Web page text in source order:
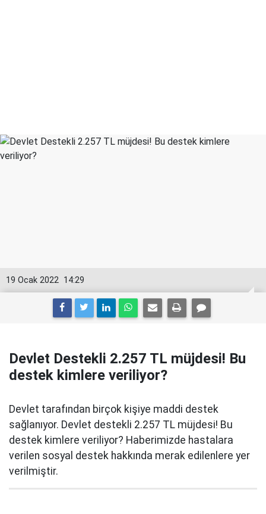
14:29
19 Ocak 2022
Devlet Destekli 2.257 TL müjdesi! Bu
destek kimlere veriliyor?
Devlet tarafından birçok kişiye maddi destek
sağlanıyor. Devlet destekli 2.257 TL müjdesi! Bu
destek kimlere veriliyor? Haberimizde hastalara
verilen sosyal destek hakkında merak edilenlere yer
verilmiştir.